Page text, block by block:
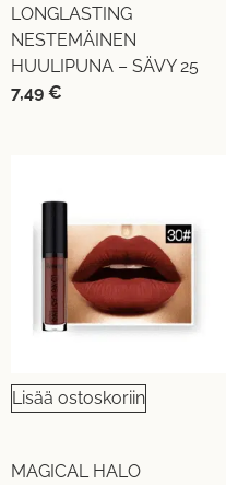
LONGLASTING
NESTEMÄINEN
HUULIPUNA – SÄVY 25
7,49 €
Lisää ostoskoriin
MAGICAL HALO